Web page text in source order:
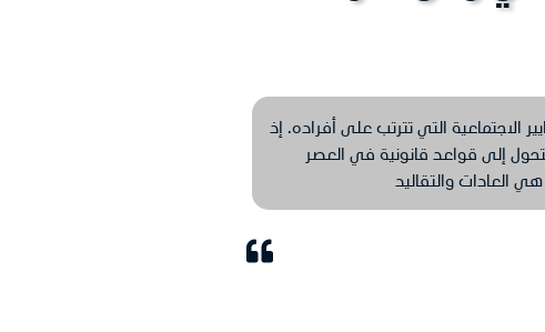
التي تترتب على أفراده. إذ
إلى قواعد قانونية في العصر
العادات والتقاليد